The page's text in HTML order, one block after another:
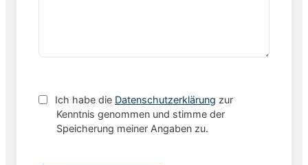
Ich habe die Datenschutzerklärung zur
Kenntnis genommen und stimme der
Speicherung meiner Angaben zu.